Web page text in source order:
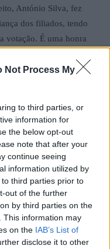
Not Process My
to third parties, or
information for
the below opt-out
note that after your
continue seeing
information utilized by
third parties prior to
out of the further
by third parties on the
This information may
on the IAB’s List of
disclose it to other
António Silva, fez
dos filiados, tendo
votação. É uma honra
maior
defesa dos interesses da
António Silva falou
numa nova era, numa
todos e que conta
da participação
lazer, desporto para
através do desporto de
oriundos de outros
praticar este desporto por